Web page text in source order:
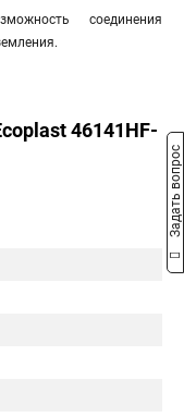
соединения
46141HF-
Задать вопрос